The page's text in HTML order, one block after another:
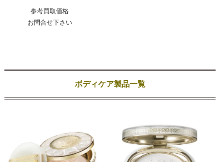
参考買取価格
お問合せ下さい
ボディケア製品一覧